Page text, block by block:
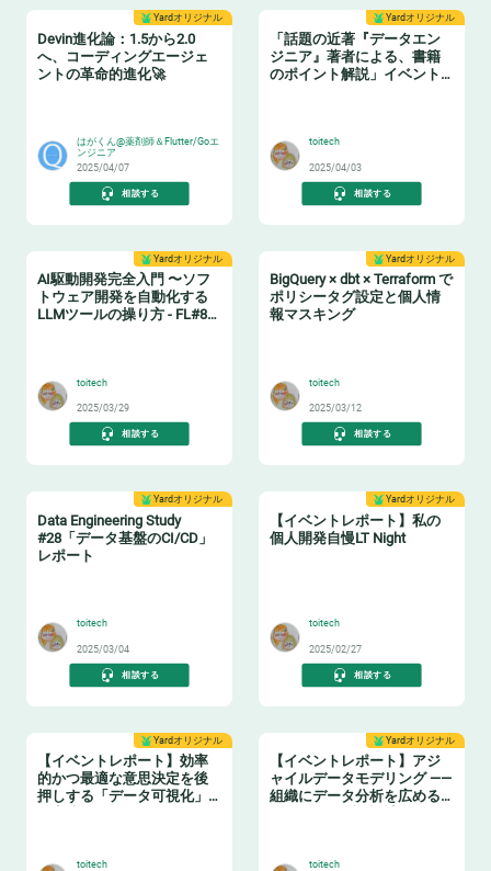
Yardオリジナル
Devin進化論：1.5から2.0
へ、コーディングエージェ
ントの革命的進化🚀
はがくん@薬剤師＆Flutter/Goエ
ンジニア
2025/04/07
相談する
Yardオリジナル
「話題の近著『データエン
ジニア』著者による、書籍
のポイント解説」イベント
toitech
2025/04/03
相談する
Yardオリジナル
AI駆動開発完全入門 〜ソフ
トウェア開発を自動化する
LLMツールの操り方 - FL#87
toitech
2025/03/29
相談する
Yardオリジナル
BigQuery × dbt × Terraform で
ポリシータグ設定と個人情
報マスキング
toitech
2025/03/12
相談する
Yardオリジナル
Data Engineering Study
#28「データ基盤のCI/CD」
レポート
toitech
2025/03/04
相談する
Yardオリジナル
【イベントレポート】私の
個人開発自慢LT Night
toitech
2025/02/27
相談する
Yardオリジナル
【イベントレポート】効率
的かつ最適な意思決定を後
押しする「データ可視化」
toitech
Yardオリジナル
【イベントレポート】アジ
ャイルデータモデリング ——
組織にデータ分析を広める
toitech